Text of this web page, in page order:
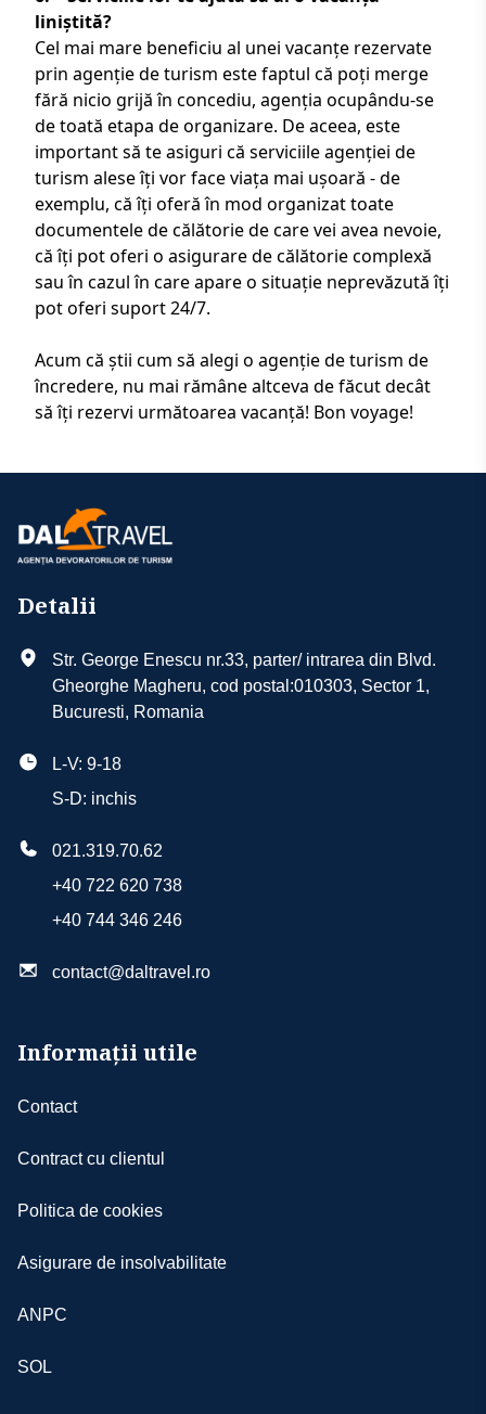
liniștită?
Cel mai mare beneficiu al unei vacanțe rezervate
prin agenție de turism este faptul că poți merge
fără nicio grijă în concediu, agenția ocupându-se
de toată etapa de organizare. De aceea, este
important să te asiguri că serviciile agenției de
turism alese îți vor face viața mai ușoară - de
exemplu, că îți oferă în mod organizat toate
documentele de călătorie de care vei avea nevoie,
că îți pot oferi o asigurare de călătorie complexă
sau în cazul în care apare o situație neprevăzută îți
pot oferi suport 24/7.
Acum că știi cum să alegi o agenție de turism de
încredere, nu mai rămâne altceva de făcut decât
să îți rezervi următoarea vacanță! Bon voyage!
Detalii
Str. George Enescu nr.33, parter/ intrarea din Blvd.
Gheorghe Magheru, cod postal:010303, Sector 1,
Bucuresti, Romania
L-V: 9-18
S-D: inchis
021.319.70.62
+40 722 620 738
+40 744 346 246
contact@daltravel.ro
Informații utile
Contact
Contract cu clientul
Politica de cookies
Asigurare de insolvabilitate
ANPC
SOL